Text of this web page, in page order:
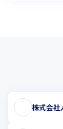
株式会社